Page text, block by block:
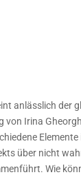
anlässlich der
von Irina
über nicht
Wie